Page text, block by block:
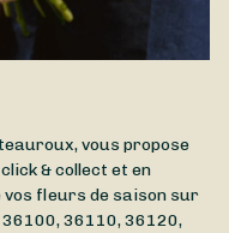
vous propose
& collect et en
fleurs de saison sur
36110, 36120,